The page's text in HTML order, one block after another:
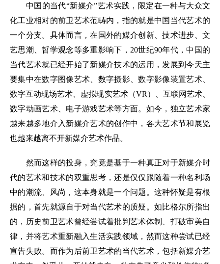
中国的当代“新媒介”艺术实践，限定在一种与大众文
化工业相对的前卫艺术范畴内，指的就是中国当代艺术的
一个分支。具体而言，在国外的媒介创新、技术进步、文
艺思潮、哲学观念等多重影响下，20世纪90年代，中国的
当代艺术就已经开始了新媒介技术的运用，发展到今天主
要集中在数字图像艺术、数字摄影、数字影像装置艺术、
数字互动现场艺术、虚拟现实艺术（VR）、互联网艺术、
数字动画艺术、电子游戏艺术等方面。如今，独立艺术家
越来越多地介入新媒介艺术的创作中，各大艺术节和展览
也越来越离不开新媒介艺术作品。
然而这样的投身，究竟是基于一种真正对于新媒介时
代的艺术和技术的双重思考，还是仅仅跟随着一种名利场
中的潮流、风尚，这本身就是一个问题。这种怀疑是有根
据的，首先就源自于对当代艺术的质疑。如比格尔所指出
的，历史前卫艺术曾经尝试着批判艺术体制、打破审美自
律，并将艺术重新融入生活实践领域，然而这种尝试已经
宣告失败。而作为后前卫艺术的当代艺术，包括新媒介艺